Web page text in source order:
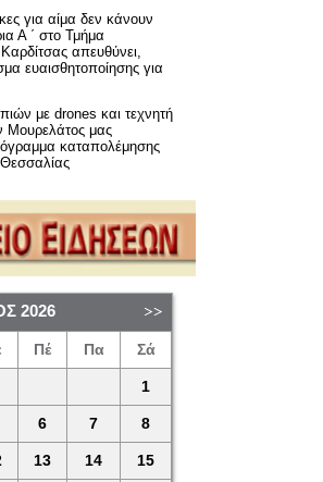
για αίμα δεν κάνουν
Α ΄ στο Τμήμα
απευθύνει,
ευαισθητοποίησης για
με drones και τεχνητή
Μουρελάτος μας
καταπολέμησης
2026
Πέ Πα Σά
1
6 7 8
13 14 15